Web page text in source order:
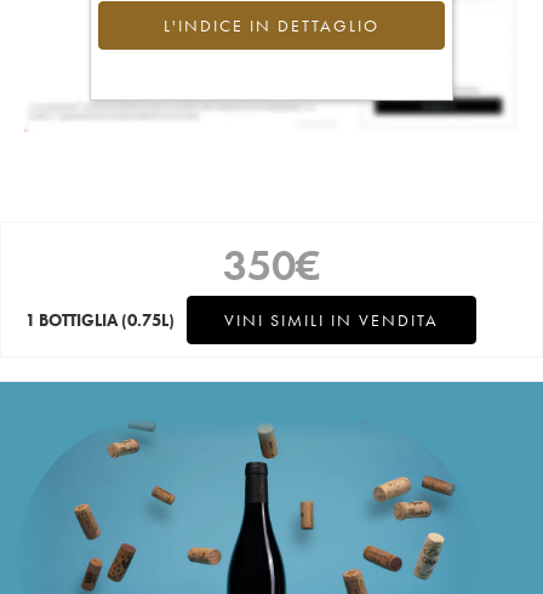
L'INDICE IN DETTAGLIO
350€
1 BOTTIGLIA (0.75L) VINI SIMILI IN VENDITA